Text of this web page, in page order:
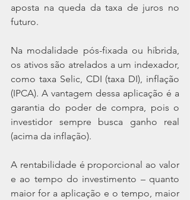
aposta na queda da taxa de juros no
futuro.
Na modalidade pós-fixada ou híbrida,
os ativos são atrelados a um indexador,
como taxa Selic, CDI (taxa DI), inflação
(IPCA). A vantagem dessa aplicação é a
garantia do poder de compra, pois o
investidor sempre busca ganho real
(acima da inflação).
A rentabilidade é proporcional ao valor
e ao tempo do investimento – quanto
maior for a aplicação e o tempo, maior